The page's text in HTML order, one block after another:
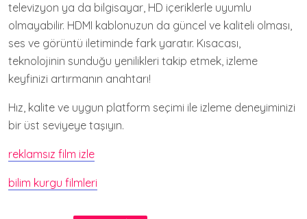
televizyon ya da bilgisayar, HD içeriklerle uyumlu
olmayabilir. HDMI kablonuzun da güncel ve kaliteli olması,
ses ve görüntü iletiminde fark yaratır. Kısacası,
teknolojinin sunduğu yenilikleri takip etmek, izleme
keyfinizi artırmanın anahtarı!
Hız, kalite ve uygun platform seçimi ile izleme deneyiminizi
bir üst seviyeye taşıyın.
reklamsız film izle
bilim kurgu filmleri